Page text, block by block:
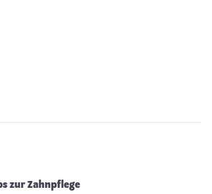
zur Zahnpflege